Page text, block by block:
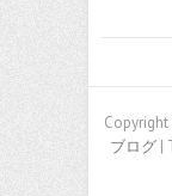
ブログ |